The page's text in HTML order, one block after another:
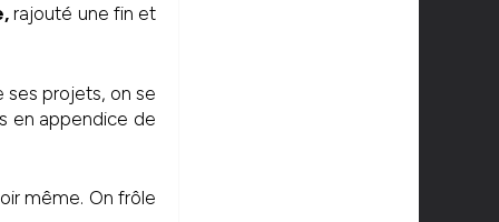
rajouté une fin et
ses projets, on se
en appendice de
même. On frôle